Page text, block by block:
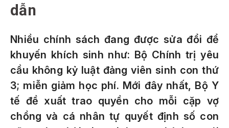
dẫn
Nhiều chính sách đang được sửa đổi để
khuyến khích sinh như: Bộ Chính trị yêu
cầu không kỷ luật đảng viên sinh con thứ
3; miễn giảm học phí. Mới đây nhất, Bộ Y
tế đề xuất trao quyền cho mỗi cặp vợ
chồng và cá nhân tự quyết định số con